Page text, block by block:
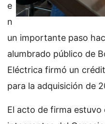
e
n
un importante paso
alumbrado público de
Eléctrica firmó un
para la adquisición de
El acto de firma